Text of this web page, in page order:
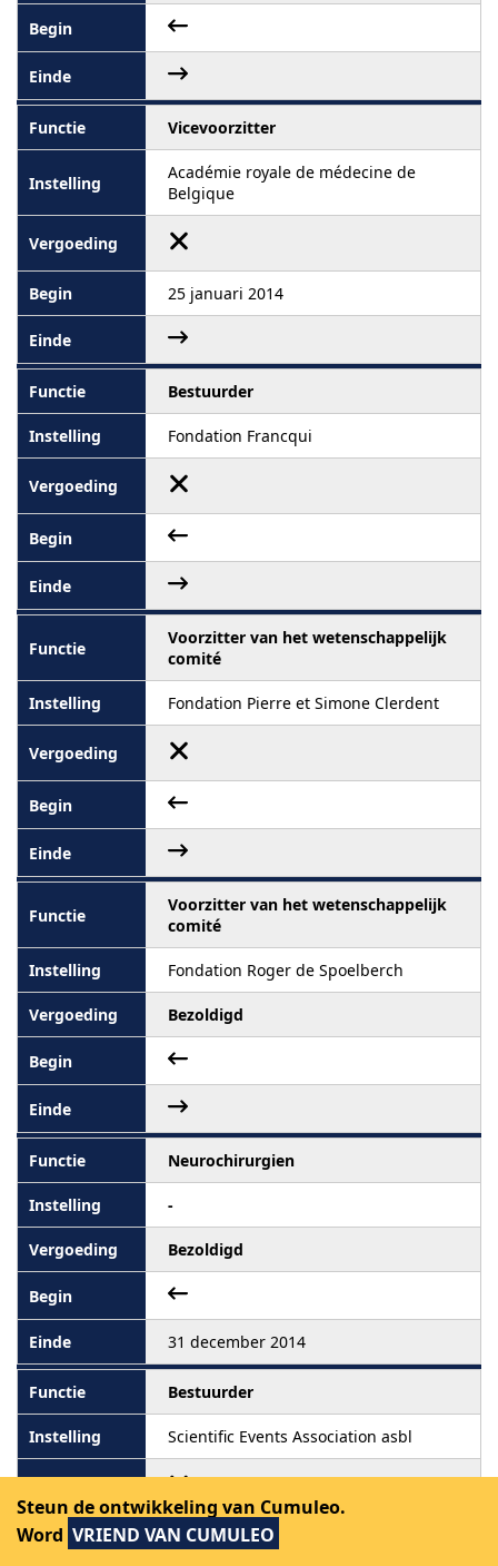
Vicevoorzitter
Académie royale de médecine de
Belgique
25 januari 2014
Bestuurder
Fondation Francqui
Voorzitter van het wetenschappelijk
comité
Fondation Pierre et Simone Clerdent
Voorzitter van het wetenschappelijk
comité
Fondation Roger de Spoelberch
Bezoldigd
Neurochirurgien
-
Bezoldigd
31 december 2014
Bestuurder
Scientific Events Association asbl
Steun de ontwikkeling van Cumuleo.
Word VRIEND VAN CUMULEO